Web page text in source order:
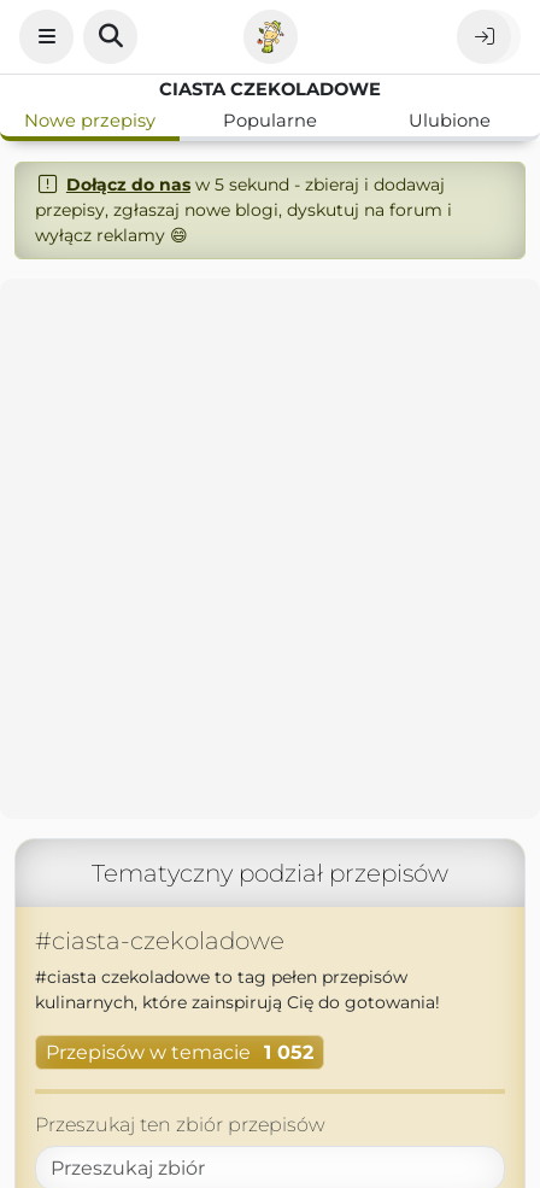
CIASTA CZEKOLADOWE
Nowe przepisy
Popularne Ulubione
Dołącz do nasw 5 sekund - zbieraj i dodawaj
przepisy, zgłaszaj nowe blogi, dyskutuj na forum i
wyłącz reklamy 😄
Tematyczny podział przepisów
#ciasta-czekoladowe
#ciasta czekoladowe to tag pełen przepisów
kulinarnych, które zainspirują Cię do gotowania!
Przepisów w temacie 1 052
Przeszukaj ten zbiór przepisów